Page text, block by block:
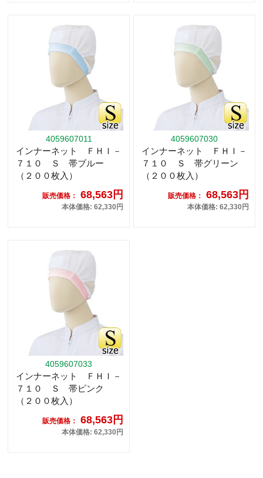
4059607011
インナーネット ＦＨＩ－
７１０ Ｓ 帯ブルー
（２００枚入）
販売価格： 68,563円
本体価格: 62,330円
4059607030
インナーネット ＦＨＩ－
７１０ Ｓ 帯グリーン
（２００枚入）
販売価格： 68,563円
本体価格: 62,330円
4059607033
インナーネット ＦＨＩ－
７１０ Ｓ 帯ピンク
（２００枚入）
販売価格： 68,563円
本体価格: 62,330円